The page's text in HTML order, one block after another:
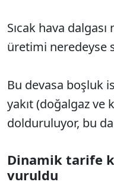
Sıcak hava
üretimi neredeyse
Bu devasa boşluk
yakıt (doğalgaz
dolduruluyor, bu da
Dinamik tarife
vuruldu